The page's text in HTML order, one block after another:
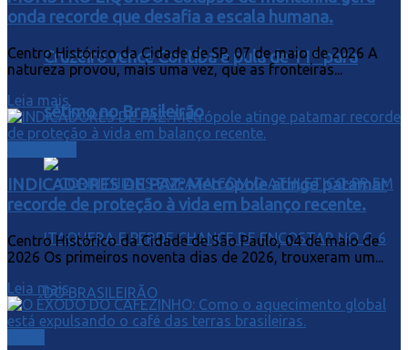
Cruzeiro vence Coritiba e pula de 11º para
sétimo no Brasileirão
onda recorde que desafia a escala humana.
Centro Histórico da Cidade de SP, 07 de maio de 2026 A
natureza provou, mais uma vez, que as fronteiras...
Leia mais
INDICADORES DE PAZ: Metrópole atinge patamar
recorde de proteção à vida em balanço recente.
Centro Histórico da Cidade de São Paulo, 04 de maio de
2026 Os primeiros noventa dias de 2026, trouxeram um...
Leia mais